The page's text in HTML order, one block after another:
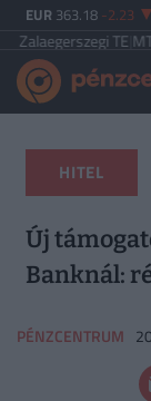
EUR 363.18 -2.23
TE|MTK Budapest
HITEL
Új
Banknál:
PÉNZCENTRUM